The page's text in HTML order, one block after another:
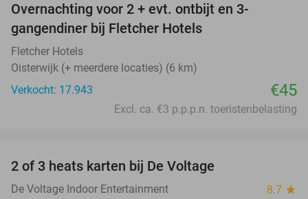
Overnachting voor 2 + evt. ontbijt en 3-
gangendiner bij Fletcher Hotels
Fletcher Hotels
Oisterwijk (+ meerdere locaties) (6 km)
Verkocht: 17.943
€45
Excl. ca. €3 p.p.p.n. toeristenbelasting
2 of 3 heats karten bij De Voltage
De Voltage Indoor Entertainment 8.7 star